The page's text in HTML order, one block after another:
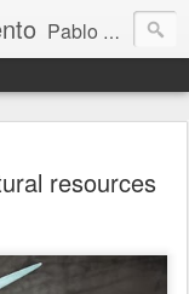
Pablo Balzo Ilustración-collage
resources